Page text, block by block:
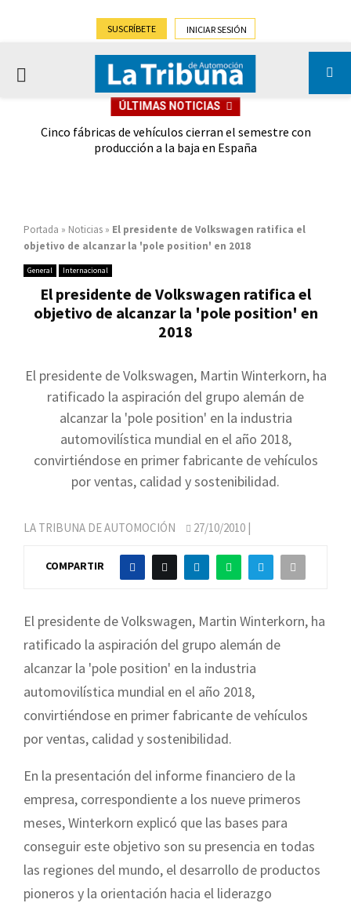
SUSCRÍBETE INICIAR SESIÓN
PRIMARY
ÚLTIMAS NOTICIAS
Cinco fábricas de vehículos cierran el semestre con
producción a la baja en España
Portada » Noticias » El presidente de Volkswagen ratifica el
objetivo de alcanzar la 'pole position' en 2018
General Internacional
El presidente de Volkswagen ratifica el
objetivo de alcanzar la 'pole position' en
2018
El presidente de Volkswagen, Martin Winterkorn, ha
ratificado la aspiración del grupo alemán de
alcanzar la 'pole position' en la industria
automovilística mundial en el año 2018,
convirtiéndose en primer fabricante de vehículos
por ventas, calidad y sostenibilidad.
LA TRIBUNA DE AUTOMOCIÓN 27/10/2010 |
COMPARTIR
El presidente de Volkswagen, Martin Winterkorn, ha
ratificado la aspiración del grupo alemán de
alcanzar la 'pole position' en la industria
automovilística mundial en el año 2018,
convirtiéndose en primer fabricante de vehículos
por ventas, calidad y sostenibilidad.
En la presentación del informe financiero de la
empresa, correspondiente a los nueve primeros
meses, Winterkorn explicó que las bases para
conseguir este objetivo son su presencia en todas
las regiones del mundo, el desarrollo de productos
pioneros y la orientación hacia el liderazgo